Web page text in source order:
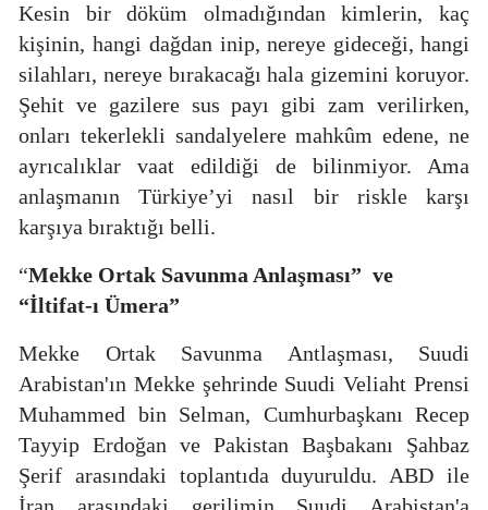
Kesin bir döküm olmadığından kimlerin, kaç
kişinin, hangi dağdan inip, nereye gideceği, hangi
silahları, nereye bırakacağı hala gizemini koruyor.
Şehit ve gazilere sus payı gibi zam verilirken,
onları tekerlekli sandalyelere mahkûm edene, ne
ayrıcalıklar vaat edildiği de bilinmiyor. Ama
anlaşmanın Türkiye’yi nasıl bir riskle karşı
karşıya bıraktığı belli.
“Mekke Ortak Savunma Anlaşması” ve
“İltifat-ı Ümera”
Mekke Ortak Savunma Antlaşması, Suudi
Arabistan'ın Mekke şehrinde Suudi Veliaht Prensi
Muhammed bin Selman, Cumhurbaşkanı Recep
Tayyip Erdoğan ve Pakistan Başbakanı Şahbaz
Şerif arasındaki toplantıda duyuruldu. ABD ile